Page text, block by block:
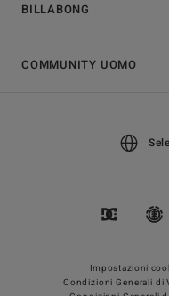
BILLABONG
COMMUNITY UOMO
Impostazioni
Condizioni Generali di